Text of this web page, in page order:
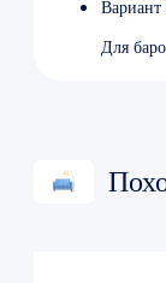
Вариант
Для